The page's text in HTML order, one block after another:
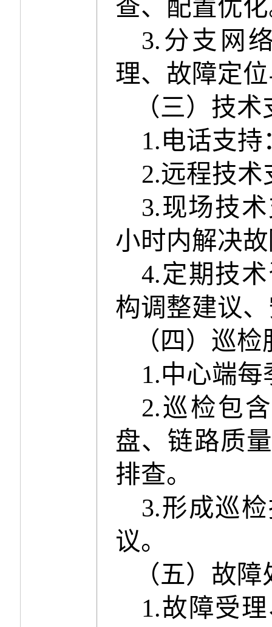
查、配置优
3. 分支网
理、故障定
（三）技术
1.电话支
2.远程技术
3.现场技
小时内解决
4.定期技
构调整建议
（ 四 ）巡检
1.中心端每
2.巡检包
盘、链路质
排查。
3.形成巡
议。
（五）故障
1.故障受